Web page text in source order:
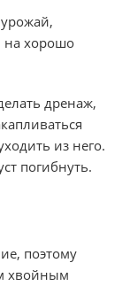
на хорошо
дренаж,
из него.
погибнуть.
поэтому
хвойным